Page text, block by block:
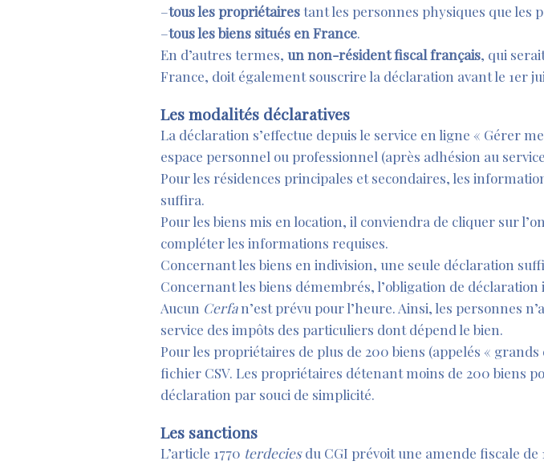
–tous les propriétairestant les personnes physiques que les
–tous les biens situés en France.
En d’autres termes, un non-résident fiscal français, qui
France, doit également souscrire la déclaration avant le 1er
Les modalités déclaratives
La déclaration s’effectue depuis le service en ligne « Gérer
espace personnel ou professionnel (après adhésion au
Pour les résidences principales et secondaires, les
suffira.
Pour les biens mis en location, il conviendra de cliquer sur
compléter les informations requises.
Concernant les biens en indivision, une seule déclaration
Concernant les biens démembrés, l’obligation de déclaration
Aucun Cerfan’est prévu pour l’heure. Ainsi, les personnes
service des impôts des particuliers dont dépend le bien.
Pour les propriétaires de plus de 200 biens (appelés «
fichier CSV. Les propriétaires détenant moins de 200 biens
déclaration par souci de simplicité.
Les sanctions
L’article 1770 terdeciesdu CGI prévoit une amende fiscale de